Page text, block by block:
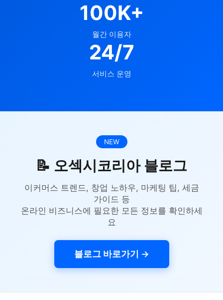
100K+
월간 이용자
24/7
서비스 운영
NEW
📝 오섹시코리아 블로그
이커머스 트렌드, 창업 노하우, 마케팅 팁, 세금
가이드 등
온라인 비즈니스에 필요한 모든 정보를 확인하세
요
블로그 바로가기 →